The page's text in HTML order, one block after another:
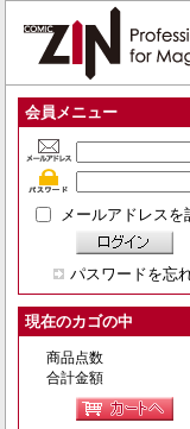
会員メニュー
メールアドレスを
パスワードを忘
現在のカゴの中
商品点数
合計金額